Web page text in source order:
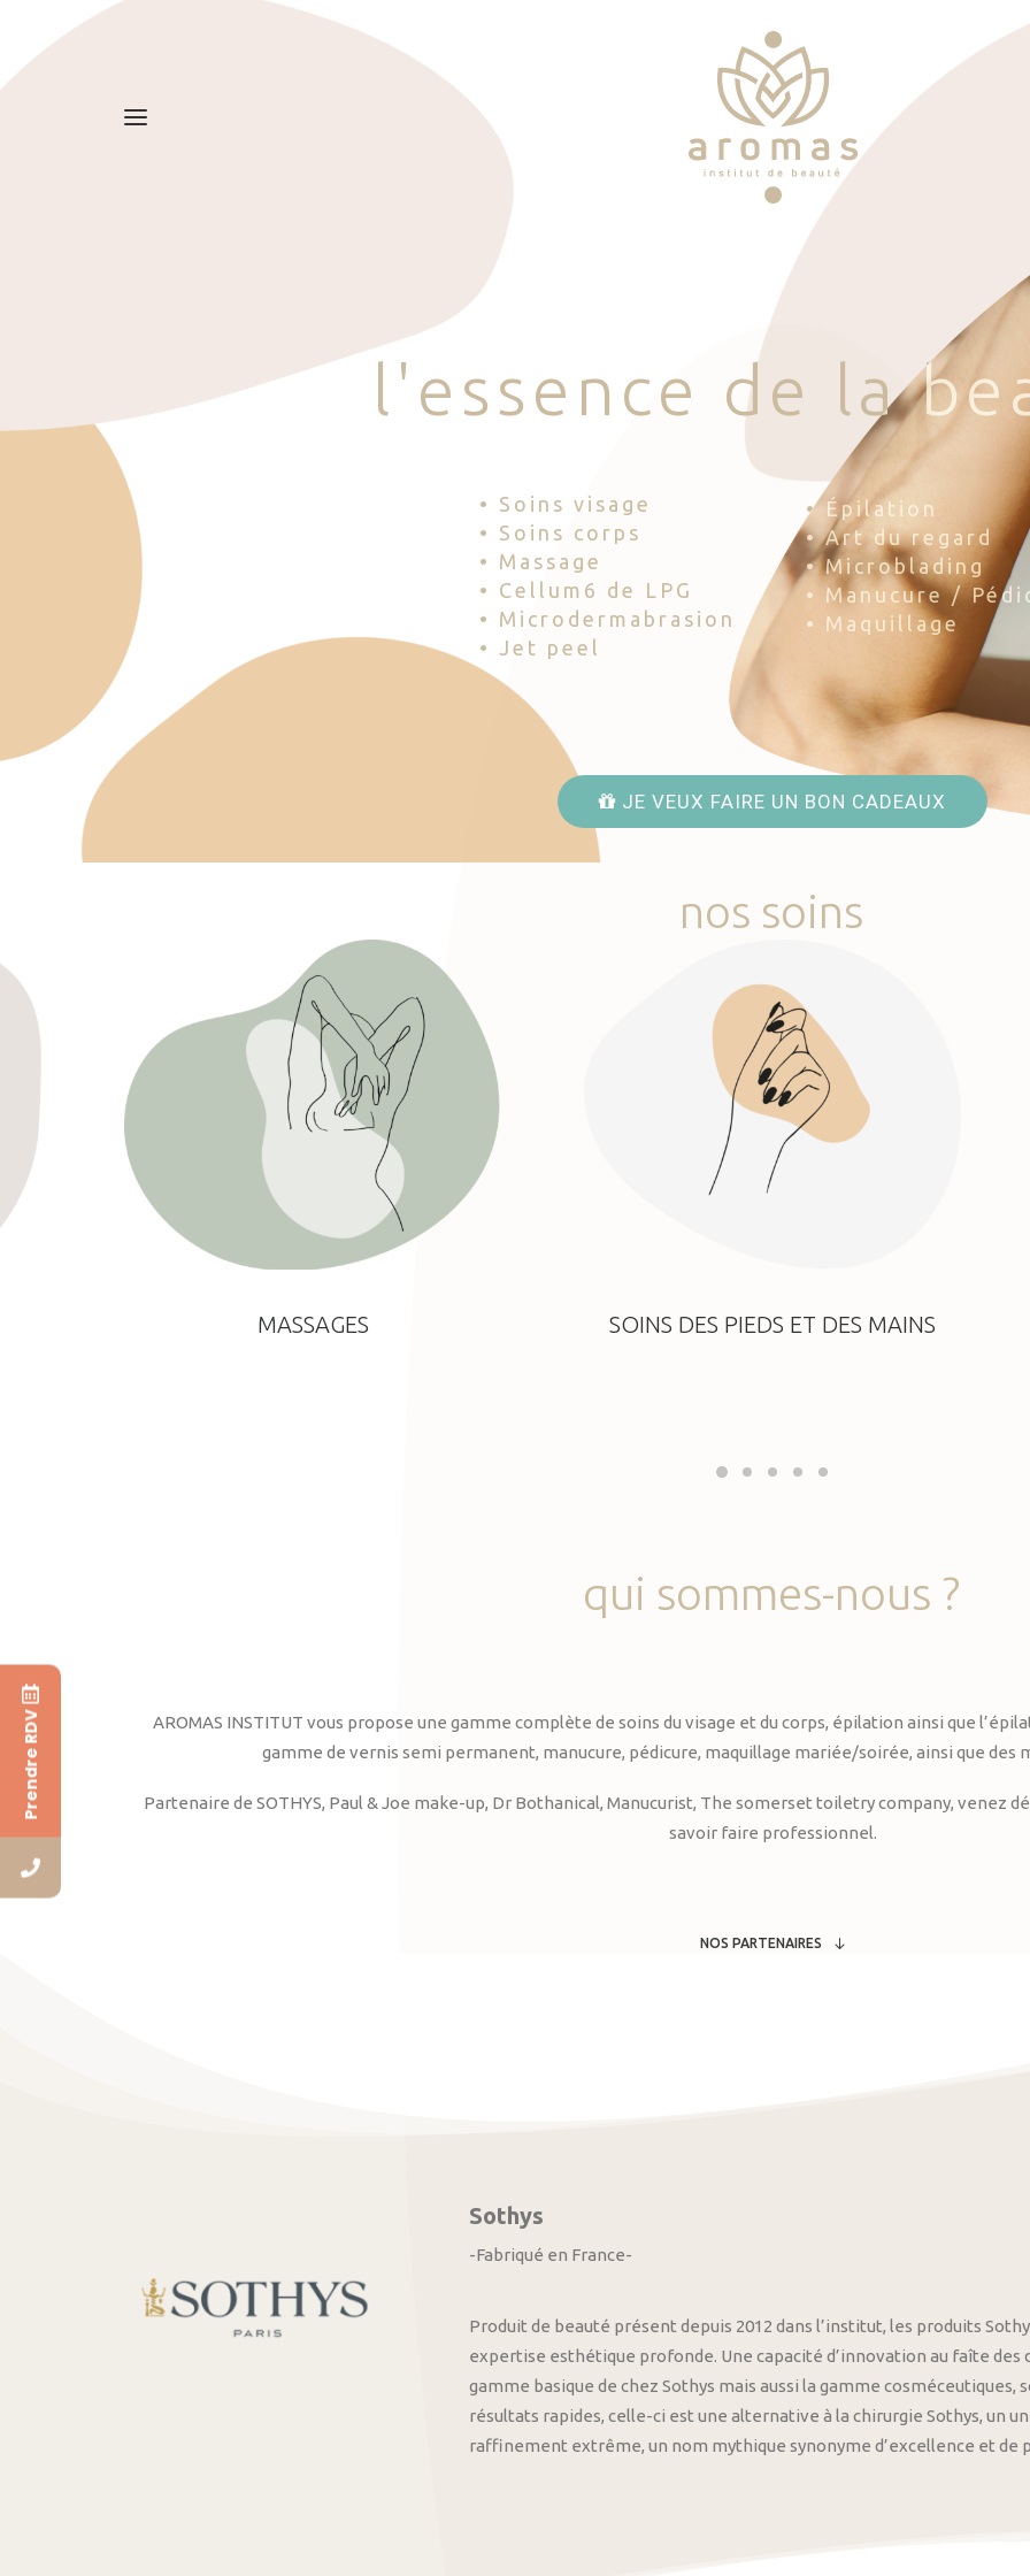
l 'esse nce d e la be
• Soins visage
• Soins corps
• Massage
• Cellum6 de LPG
• Microdermabrasion
• Jet peel
• Épilation
• Art du regard
• Microblading
• Manucure /
• Maquillage
JE VEUX FAIRE UN BON CADEAUX
nos soins
MASSAGES SOINS DES PIEDS ET DES MAINS
qui sommes-nous ?
AROMAS INSTITUT vous propose une gamme complète de soins du visage et du corps, épilation ainsi que
gamme de vernis semi permanent, manucure, pédicure, maquillage mariée/soirée, ainsi que des
Partenaire de SOTHYS, Paul & Joe make-up, Dr Bothanical, Manucurist, The somerset toiletry company, venez
savoir faire professionnel.
NOS PARTENAIRES
Sothys
-Fabriqué en France-
Produit de beauté présent depuis 2012 dans l’institut, les produits
expertise esthétique profonde. Une capacité d’innovation au faîte
gamme basique de chez Sothys mais aussi la gamme
résultats rapides, celle-ci est une alternative à la chirurgie Sothys, un
raffinement extrême, un nom mythique synonyme d’excellence et de
Prendre RDV